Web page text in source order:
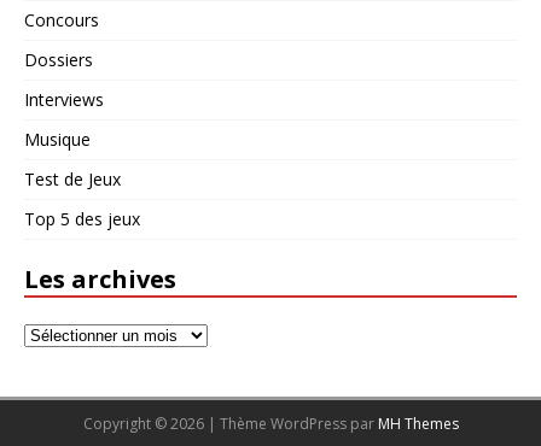
Concours
Dossiers
Interviews
Musique
Test de Jeux
Top 5 des jeux
Les archives
Copyright © 2026 | Thème WordPress par MH Themes